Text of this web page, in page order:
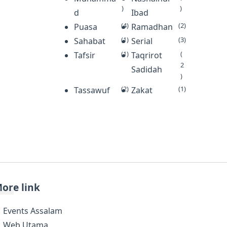
tenta…
d
)
Ibad
)
Puasa (4) Ramadhan (2)
Sahabat (1) Serial (3)
Tafsir (1) Taqrirot
Sadidah
(
2
)
Tassawuf (2) Zakat (1)
link
Events Assalam